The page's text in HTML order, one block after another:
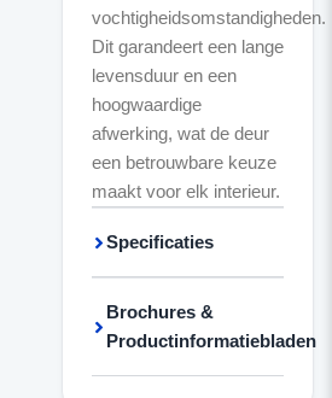
vochtigheidsomstandigheden.
Dit garandeert een lange
levensduur en een
hoogwaardige
afwerking, wat de deur
een betrouwbare keuze
maakt voor elk interieur.
Specificaties
Brochures &
Productinformatiebladen